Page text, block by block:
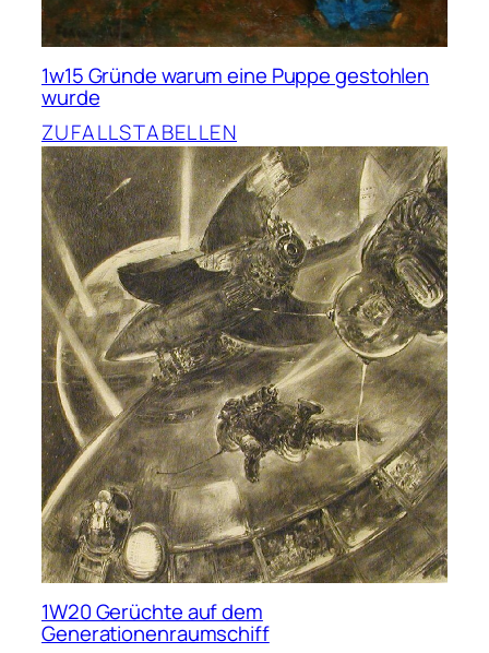
1w15 Gründe warum eine Puppe gestohlen
wurde
ZUFALLSTABELLEN
1W20 Gerüchte auf dem
Generationenraumschiff